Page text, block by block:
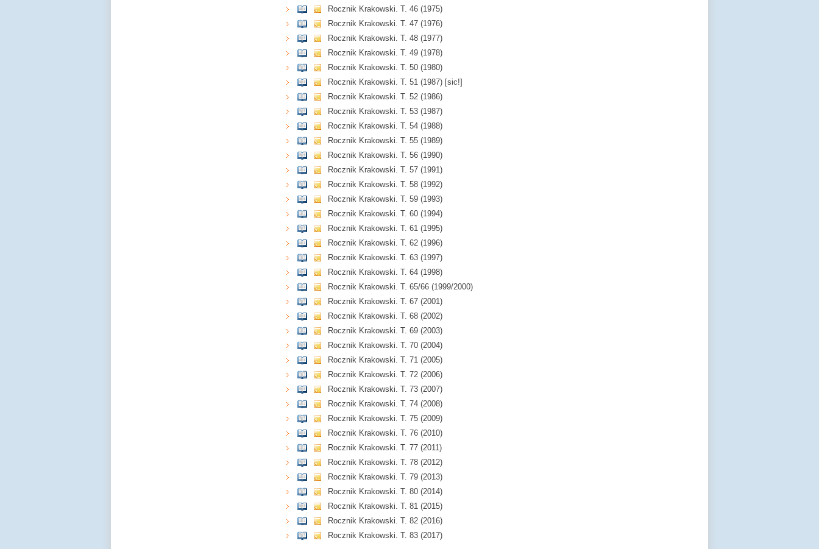
Rocznik Krakowski. T. 46 (1975)
Rocznik Krakowski. T. 47 (1976)
Rocznik Krakowski. T. 48 (1977)
Rocznik Krakowski. T. 49 (1978)
Rocznik Krakowski. T. 50 (1980)
Rocznik Krakowski. T. 51 (1987) [sic!]
Rocznik Krakowski. T. 52 (1986)
Rocznik Krakowski. T. 53 (1987)
Rocznik Krakowski. T. 54 (1988)
Rocznik Krakowski. T. 55 (1989)
Rocznik Krakowski. T. 56 (1990)
Rocznik Krakowski. T. 57 (1991)
Rocznik Krakowski. T. 58 (1992)
Rocznik Krakowski. T. 59 (1993)
Rocznik Krakowski. T. 60 (1994)
Rocznik Krakowski. T. 61 (1995)
Rocznik Krakowski. T. 62 (1996)
Rocznik Krakowski. T. 63 (1997)
Rocznik Krakowski. T. 64 (1998)
Rocznik Krakowski. T. 65/66 (1999/2000)
Rocznik Krakowski. T. 67 (2001)
Rocznik Krakowski. T. 68 (2002)
Rocznik Krakowski. T. 69 (2003)
Rocznik Krakowski. T. 70 (2004)
Rocznik Krakowski. T. 71 (2005)
Rocznik Krakowski. T. 72 (2006)
Rocznik Krakowski. T. 73 (2007)
Rocznik Krakowski. T. 74 (2008)
Rocznik Krakowski. T. 75 (2009)
Rocznik Krakowski. T. 76 (2010)
Rocznik Krakowski. T. 77 (2011)
Rocznik Krakowski. T. 78 (2012)
Rocznik Krakowski. T. 79 (2013)
Rocznik Krakowski. T. 80 (2014)
Rocznik Krakowski. T. 81 (2015)
Rocznik Krakowski. T. 82 (2016)
Rocznik Krakowski. T. 83 (2017)